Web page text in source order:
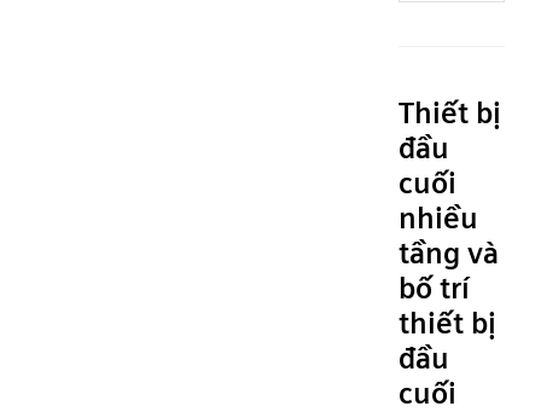
Thiết bị
đầu
cuối
nhiều
tầng và
bố trí
thiết bị
đầu
cuối